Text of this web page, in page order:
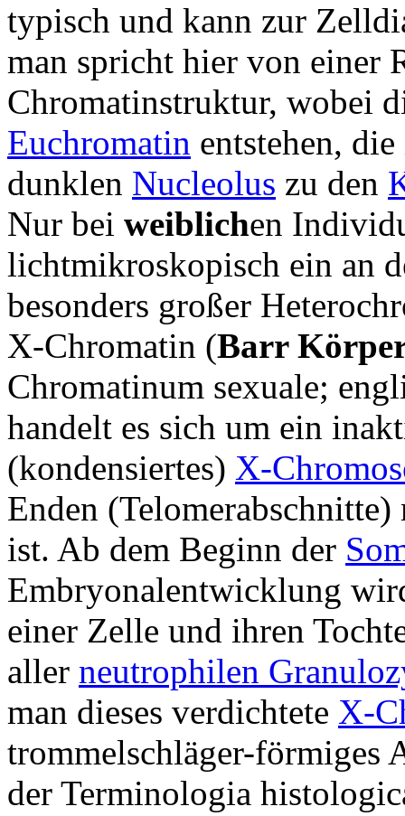
typisch und kann zur
man spricht hier von einer
Chromatinstruktur, wobei
Euchromatin entstehen,
dunklen Nucleolus zu den
Nur bei weiblichen
lichtmikroskopisch ein an
besonders großer
X-Chromatin (Barr
Chromatinum sexuale;
handelt es sich um ein
(kondensiertes) X-
Enden
ist. Ab dem Beginn der
Embryonalentwicklung
einer Zelle und ihren
aller neutrophilen
man dieses verdichtete X-
trommelschläger-
der Terminologia